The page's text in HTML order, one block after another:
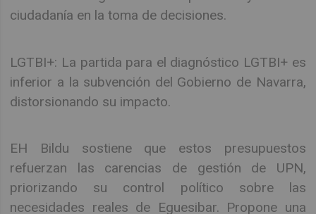
ciudadanía en la toma de decisiones.
LGTBI+: La partida para el diagnóstico LGTBI+ es
inferior a la subvención del Gobierno de Navarra,
distorsionando su impacto.
EH Bildu sostiene que estos presupuestos
refuerzan las carencias de gestión de UPN,
priorizando su control político sobre las
necesidades reales de Eguesibar. Propone una